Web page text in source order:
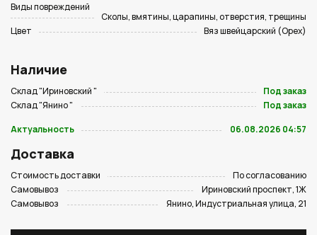
Виды повреждений
Сколы, вмятины, царапины, отверстия, трещины
Цвет
Вяз швейцарский (Орех)
Наличие
Склад "Ириновский "
Под заказ
Склад "Янино "
Под заказ
Актуальность
06.08.2026 04:57
Доставка
Стоимость доставки
По согласованию
Самовывоз
Ириновский проспект, 1Ж
Самовывоз
Янино, Индустриальная улица, 21